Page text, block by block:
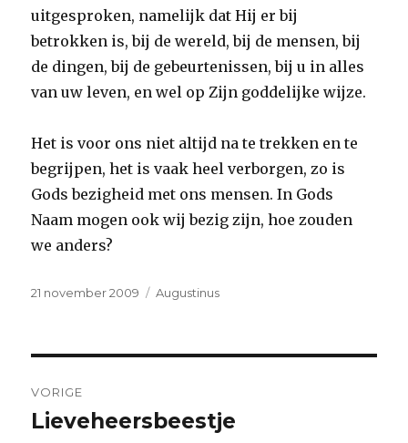
uitgesproken, namelijk dat Hij er bij
betrokken is, bij de wereld, bij de mensen, bij
de dingen, bij de gebeurtenissen, bij u in alles
van uw leven, en wel op Zijn goddelijke wijze.
Het is voor ons niet altijd na te trekken en te
begrijpen, het is vaak heel verborgen, zo is
Gods bezigheid met ons mensen. In Gods
Naam mogen ook wij bezig zijn, hoe zouden
we anders?
Geplaatst
21 november 2009 Categorieën
Augustinus
navigatie
VORIGE
Vorig
Lieveheersbeestje